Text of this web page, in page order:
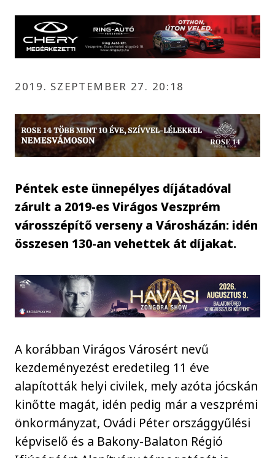
2019. SZEPTEMBER 27. 20:18
Péntek este ünnepélyes díjátadóval
zárult a 2019-es Virágos Veszprém
városszépítő verseny a Városházán: idén
összesen 130-an vehettek át díjakat.
A korábban Virágos Városért nevű
kezdeményezést eredetileg 11 éve
alapították helyi civilek, mely azóta jócskán
kinőtte magát, idén pedig már a veszprémi
önkormányzat, Ovádi Péter országgyűlési
képviselő és a Bakony-Balaton Régió